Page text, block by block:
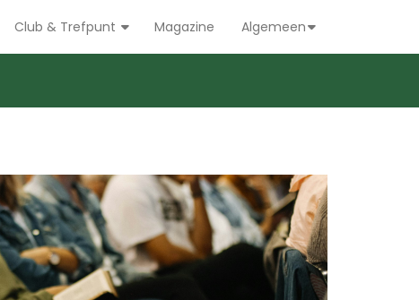
Club & Trefpunt Magazine Algemeen